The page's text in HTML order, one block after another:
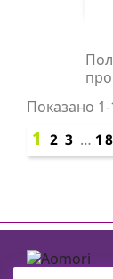
Показано
1 2 3 … 18